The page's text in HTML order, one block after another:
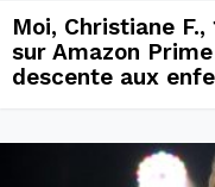
Moi, Christiane
sur Amazon
descente aux